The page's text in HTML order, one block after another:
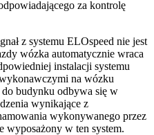
za kontrolę
z systemu ELOspeed nie jest
wózka automatycznie wraca
instalacji systemu
na wózku
budynku odbywa się w
wynikające z
wykonywanego przez
wyposażony w ten system.